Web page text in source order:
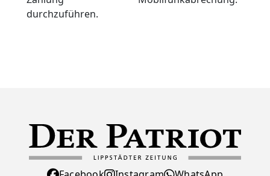
durchzuführen.